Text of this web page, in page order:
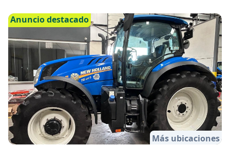
Anuncio destacado
Más ubicaciones